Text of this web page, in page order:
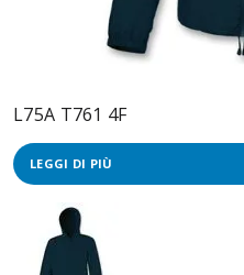
L75A T761 4F
LEGGI DI PIÙ